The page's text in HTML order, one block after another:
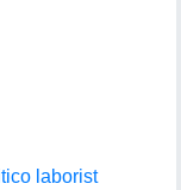
laborist